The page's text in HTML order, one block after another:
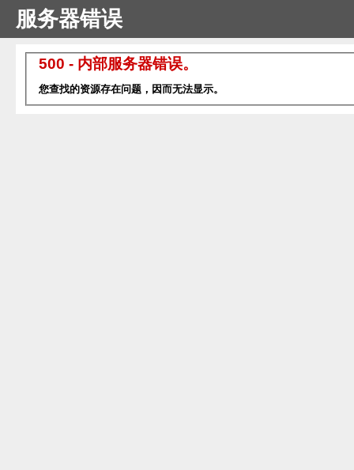
服务器错误
500 - 内部服务器错误。
您查找的资源存在问题，因而无法显示。